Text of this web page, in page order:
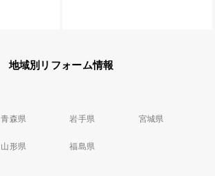
地域別リフォーム情報
青森県 岩手県 宮城県
山形県 福島県